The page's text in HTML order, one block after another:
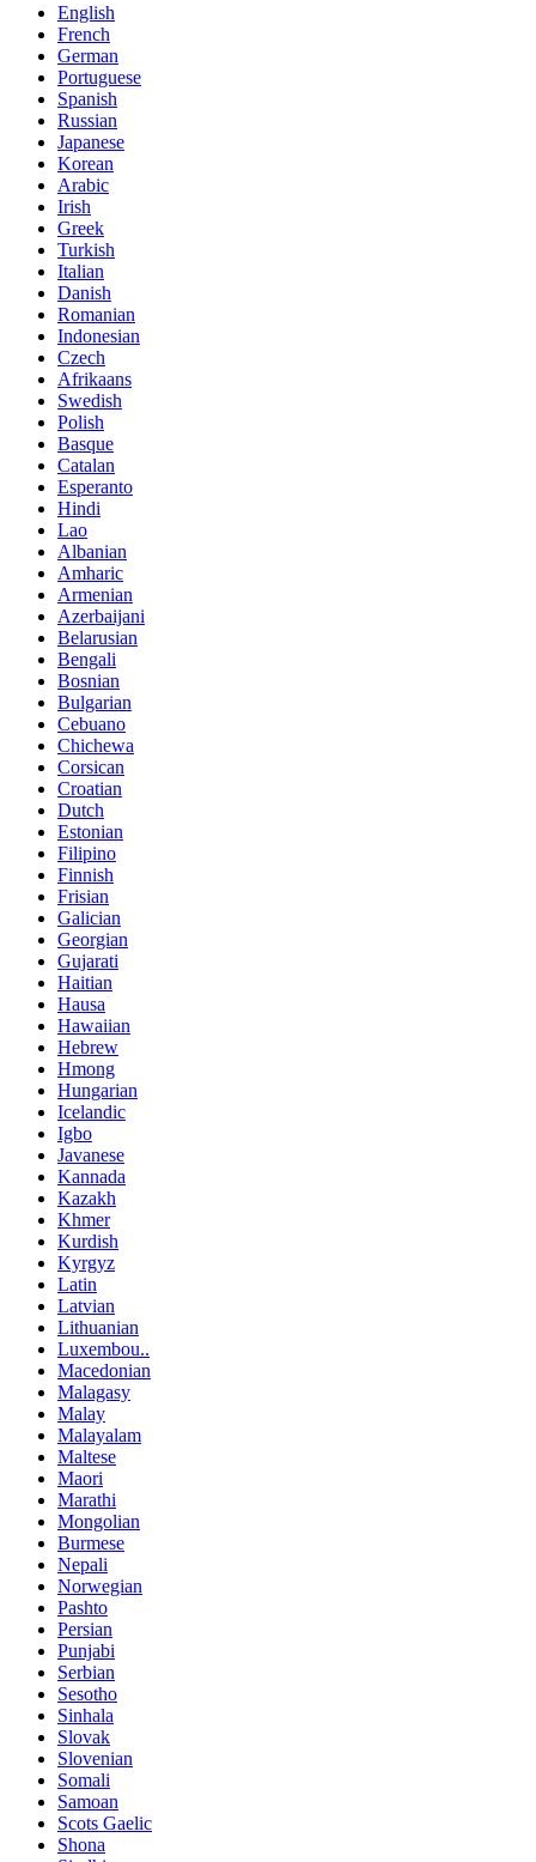
English
French
German
Portuguese
Spanish
Russian
Japanese
Korean
Arabic
Irish
Greek
Turkish
Italian
Danish
Romanian
Indonesian
Czech
Afrikaans
Swedish
Polish
Basque
Catalan
Esperanto
Hindi
Lao
Albanian
Amharic
Armenian
Azerbaijani
Belarusian
Bengali
Bosnian
Bulgarian
Cebuano
Chichewa
Corsican
Croatian
Dutch
Estonian
Filipino
Finnish
Frisian
Galician
Georgian
Gujarati
Haitian
Hausa
Hawaiian
Hebrew
Hmong
Hungarian
Icelandic
Igbo
Javanese
Kannada
Kazakh
Khmer
Kurdish
Kyrgyz
Latin
Latvian
Lithuanian
Luxembou..
Macedonian
Malagasy
Malay
Malayalam
Maltese
Maori
Marathi
Mongolian
Burmese
Nepali
Norwegian
Pashto
Persian
Punjabi
Serbian
Sesotho
Sinhala
Slovak
Slovenian
Somali
Samoan
Scots Gaelic
Shona